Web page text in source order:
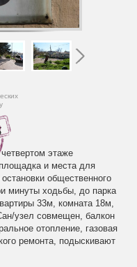
этаже
и места для
общественного
минуты ходьбы, до парка
33м, комната 18м,
узел совмещен, балкон
отопление, газовая
ремонта, подыскивают